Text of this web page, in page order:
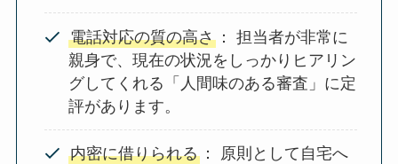
電話対応の質の高さ ： 担当者が非常に
親身で、現在の状況をしっかりヒアリン
グしてくれる「人間味のある審査」に定
評があります。
内密に借りられる ： 原則として自宅へ